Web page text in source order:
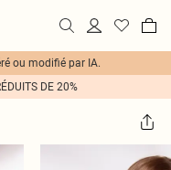
ou modifié par IA.
DE 20%